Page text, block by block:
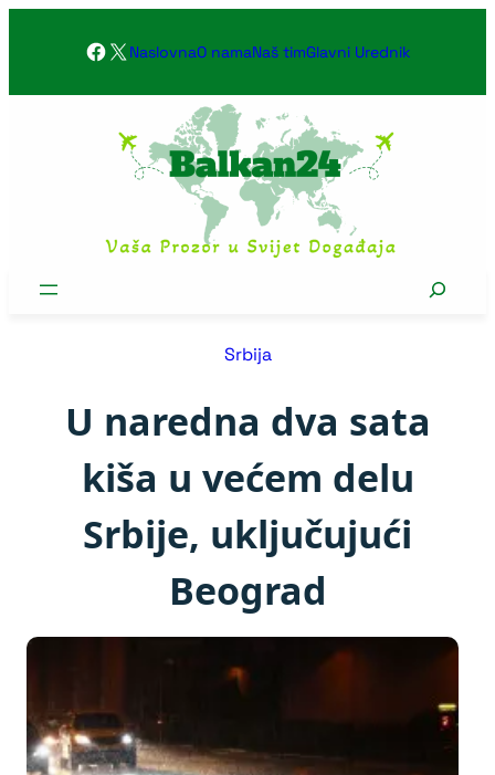
Facebook
X NaslovnaO namaNaš timGlavni Urednik
Search
Srbija
U naredna dva sata
kiša u većem delu
Srbije, uključujući
Beograd